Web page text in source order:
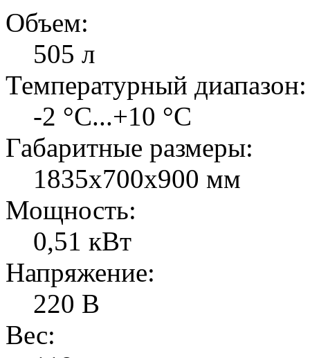
Объем:
505 л
Температурный диапазон:
-2 °C...+10 °C
Габаритные размеры:
1835х700х900 мм
Мощность:
0,51 кВт
Напряжение:
220 В
Вес: